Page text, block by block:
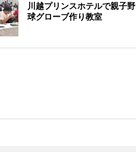
川越プリンスホテルで親子野
球グローブ作り教室